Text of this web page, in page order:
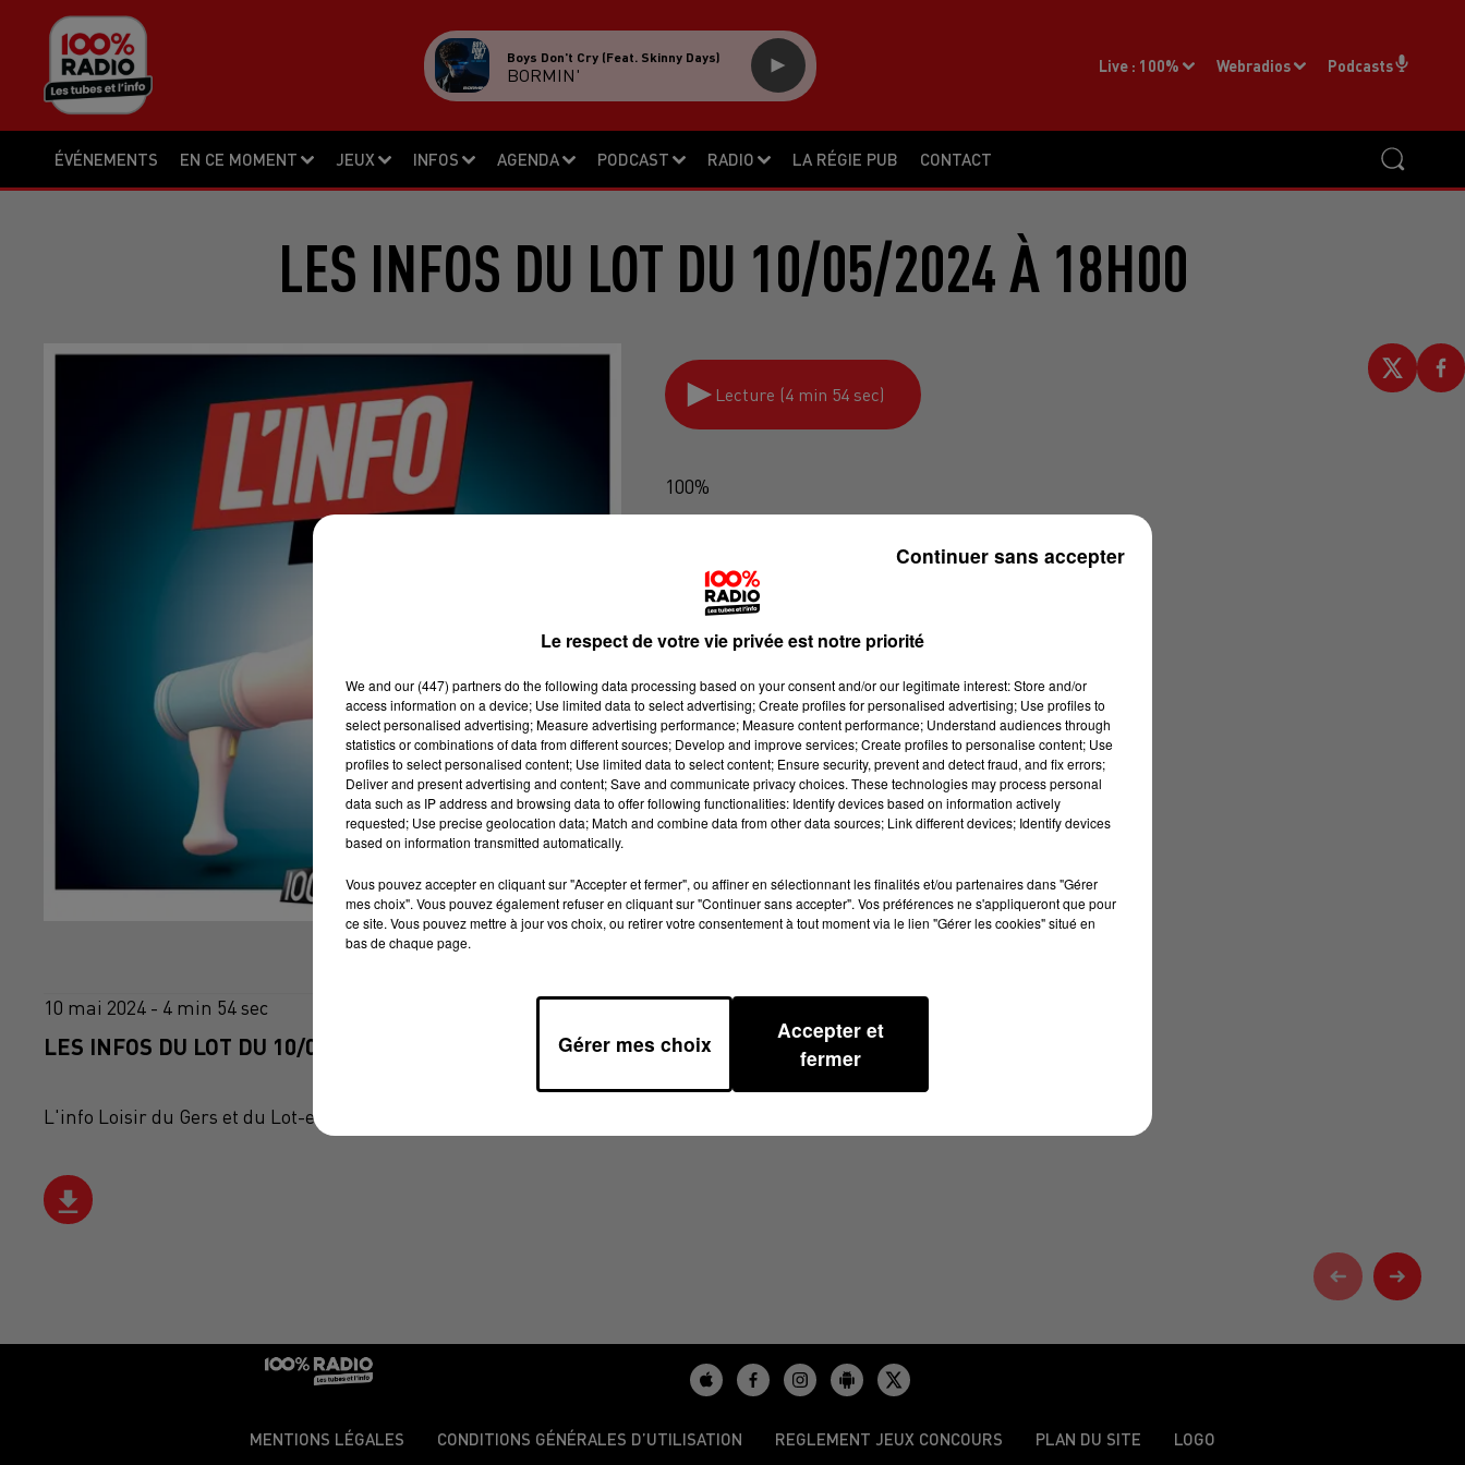
ÉVÉNEMENTS EN CE MOMENT JEUX INFOS AGENDA PODCAST RADIO LA RÉGIE PUB CONTACT
Live : 100% Webradios Podcasts
Boys Don't Cry (feat. Skinny Days)
BORMIN'
LES INFOS DU LOT DU 10/05/2024 À 18H00
Lecture (4 min 54 sec)
100%
10 mai 2024 - 4 min 54 sec
LES INFOS DU LOT DU 10/05/2024 À 18H00
L'info Loisir du Gers et du Lot-et-Garonne du 10/05/2024
MENTIONS LÉGALES CONDITIONS GÉNÉRALES D’UTILISATION REGLEMENT JEUX CONCOURS PLAN DU SITE LOGO
Le respect de votre vie privée est notre priorité
We and our (447) partnersdo the following data processing based on your consent and/or our legitimate interest: Store and/or
access information on a device; Use limited data to select advertising; Create profiles for personalised advertising; Use profiles to
select personalised advertising; Measure advertising performance; Measure content performance; Understand audiences through
statistics or combinations of data from different sources; Develop and improve services; Create profiles to personalise content; Use
profiles to select personalised content; Use limited data to select content; Ensure security, prevent and detect fraud, and fix errors;
Deliver and present advertising and content; Save and communicate privacy choices. These technologies may process personal
data such as IP address and browsing data to offer following functionalities: Identify devices based on information actively
requested; Use precise geolocation data; Match and combine data from other data sources; Link different devices; Identify devices
based on information transmitted automatically.
Vous pouvez accepter en cliquant sur "Accepter et fermer", ou affiner en sélectionnant les finalités et/ou partenaires dans "Gérer
mes choix". Vous pouvez également refuser en cliquant sur "Continuer sans accepter". Vos préférences ne s'appliqueront que pour
ce site. Vous pouvez mettre à jour vos choix, ou retirer votre consentement à tout moment via le lien "Gérer les cookies" situé en
bas de chaque page.
Gérer mes choix
Accepter et
fermer
Continuer sans accepter